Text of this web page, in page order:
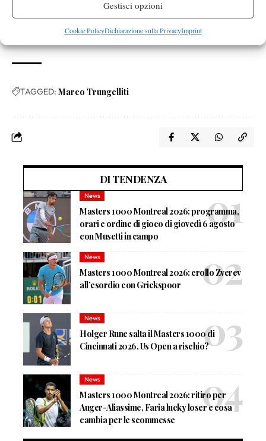
Gestisci opzioni
Cookie PolicyDichiarazione sulla PrivacyImprint
, meglio ancora se fosse il numero 1 e in
uno Slam perché se lo fai al meglio dei cinque set dimostri il tuo
livello di competitività”.
TAGGED: Marco Trungelliti
DI TENDENZA
News
Masters 1000 Montreal 2026: programma,
orari e ordine di gioco di giovedì 6 agosto
con Musetti in campo
News
Masters 1000 Montreal 2026: crollo Zverev
all’esordio con Griekspoor
News
Holger Rune salta il Masters 1000 di
Cincinnati 2026, Us Open a rischio?
News
Masters 1000 Montreal 2026: ritiro per
Auger-Aliassime, Faria lucky loser e cosa
cambia per le scommesse